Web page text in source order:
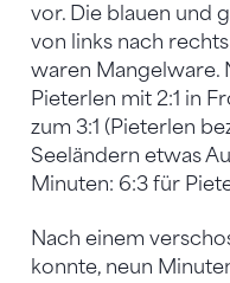
vor. Die blauen und
von links nach
waren Mangelware.
Pieterlen mit 2:1 in
zum 3:1 (Pieterlen
Seeländern etwas
Minuten: 6:3 für
Nach einem
konnte, neun